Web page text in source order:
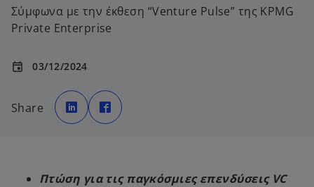
Σύμφωνα με την έκθεση “Venture Pulse” της KPMG
Private Enterprise
event 03/12/2024
Share
o
p
e
n
w
p
e
w
Πτώση για τις παγκόσμιες επενδύσεις VC